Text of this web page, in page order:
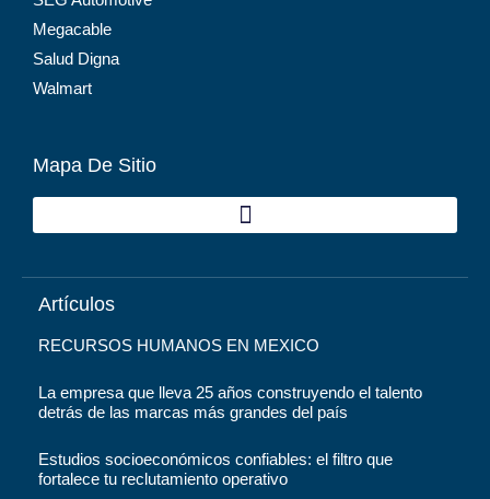
Megacable
Salud Digna
Walmart
Mapa De Sitio
Artículos
RECURSOS HUMANOS EN MEXICO
La empresa que lleva 25 años construyendo el talento
detrás de las marcas más grandes del país
Estudios socioeconómicos confiables: el filtro que
fortalece tu reclutamiento operativo